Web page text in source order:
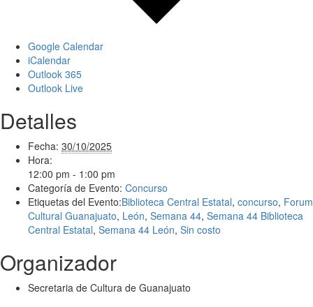
Google Calendar
iCalendar
Outlook 365
Outlook Live
Detalles
Fecha: 30/10/2025
Hora:
12:00 pm - 1:00 pm
Categoría de Evento: Concurso
Etiquetas del Evento:Biblioteca Central Estatal, concurso, Forum
Cultural Guanajuato, León, Semana 44, Semana 44 Biblioteca
Central Estatal, Semana 44 León, Sin costo
Organizador
Secretaria de Cultura de Guanajuato